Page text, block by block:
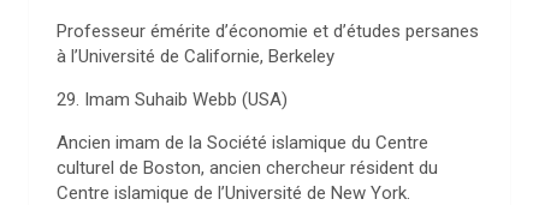
Professeur émérite d’économie et d’études persanes
à l’Université de Californie, Berkeley
29. Imam Suhaib Webb (USA)
Ancien imam de la Société islamique du Centre
culturel de Boston, ancien chercheur résident du
Centre islamique de l’Université de New York.